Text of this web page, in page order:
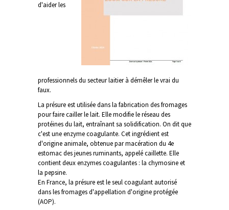
d'aider les
professionnels du secteur laitier à démêler le vrai du
faux.
La présure est utilisée dans la fabrication des fromages
pour faire cailler le lait. Elle modifie le réseau des
protéines du lait, entraînant sa solidification. On dit que
c'est une enzyme coagulante. Cet ingrédient est
d'origine animale, obtenue par macération du 4e
estomac des jeunes ruminants, appelé caillette. Elle
contient deux enzymes coagulantes : la chymosine et
la pepsine.
En France, la présure est le seul coagulant autorisé
dans les fromages d'appellation d'origine protégée
(AOP).